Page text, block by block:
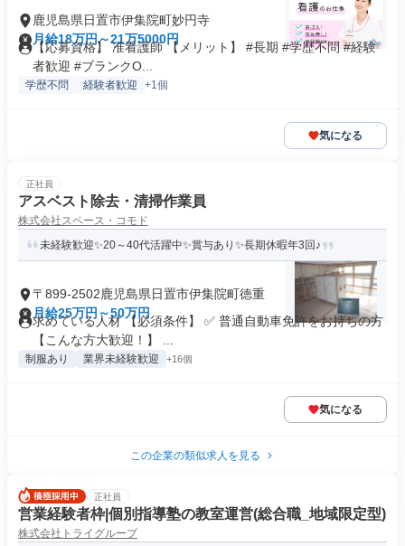
鹿児島県日置市伊集院町妙円寺
月給18万円～21万5000円
【応募資格】 准看護師 【メリット】 #長期 #学歴不問 #経験
者歓迎 #ブランクO...
学歴不問 経験者歓迎 +1個
気になる
正社員
アスベスト除去・清掃作業員
株式会社スペース・コモド
未経験歓迎✨20～40代活躍中✨賞与あり✨長期休暇年3回♪
〒899-2502鹿児島県日置市伊集院町徳重
月給25万円～50万円
求めている人材 【必須条件】 ✅ 普通自動車免許をお持ちの方
【こんな方大歓迎！】 ...
制服あり 業界未経験歓迎 +16個
気になる
この企業の類似求人を見る
正社員
営業経験者枠|個別指導塾の教室運営(総合職_地域限定型)
株式会社トライグループ